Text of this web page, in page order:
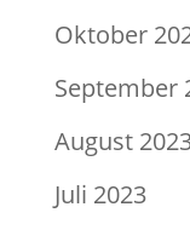
Oktober
September
August
Juli 2023